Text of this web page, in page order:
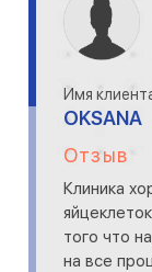
Имя
OKSANA
Отзыв
Клиника
того что
на все